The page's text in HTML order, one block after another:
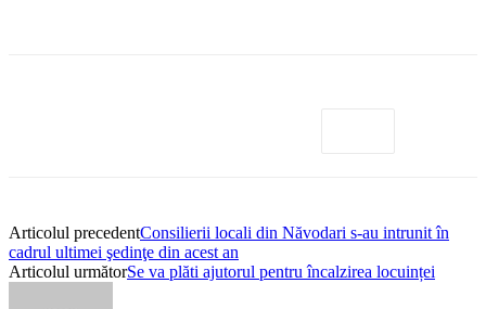
Articolul precedentConsilierii locali din Năvodari s-au intrunit în
cadrul ultimei şedinţe din acest an
Articolul următorSe va plăti ajutorul pentru încalzirea locuinței